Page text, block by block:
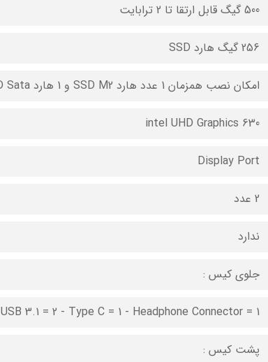
500 گیگ قابل ارتقا تا 2 ترابایت
256 گیگ هارد SSD
امکان نصب همزمان 1 عدد هارد SSD M2 و 1 هارد HDD/SSD Sata
intel UHD Graphics 630
Display Port
2 عدد
ندارد
جلوی کیس :
USB 3.1 = 2 - Type C = 1 - Headphone Connector = 1
پشت کیس :